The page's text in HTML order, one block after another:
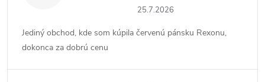
25.7.2026
Jediný obchod, kde som kúpila červenú pánsku Rexonu,
dokonca za dobrú cenu